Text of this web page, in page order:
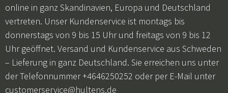
online in ganz Skandinavien, Europa und Deutschland
vertreten. Unser Kundenservice ist montags bis
donnerstags von 9 bis 15 Uhr und freitags von 9 bis 12
Uhr geöffnet. Versand und Kundenservice aus Schweden
– Lieferung in ganz Deutschland. Sie erreichen uns unter
der Telefonnummer +4646250252 oder per E-Mail unter
customerservice@hultens.de